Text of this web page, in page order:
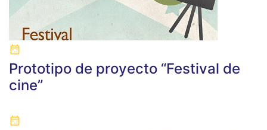
Prototipo de proyecto “Festival de
cine”